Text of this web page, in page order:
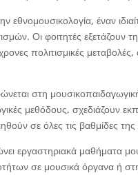
εθνομουσικολογία, έναν
Οι φοιτητές
πολιτισμικές
στη
μεθόδους, σχεδιάζουν
σε όλες τις βαθμίδες
εργαστηριακά μαθήματα
σε μουσικά όργανα ή